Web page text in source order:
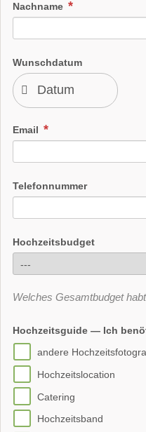
Nachname
Wunschdatum
Email
Telefonnummer
Hochzeitsbudget
Welches Gesamtbudget
Hochzeitsguide — Ich
andere
Hochzeitslocation
Catering
Hochzeitsband